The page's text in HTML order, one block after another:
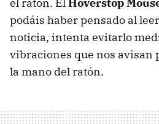
podáis haber pensado al
noticia, intenta evitarlo
vibraciones que nos avisan
la mano del ratón.